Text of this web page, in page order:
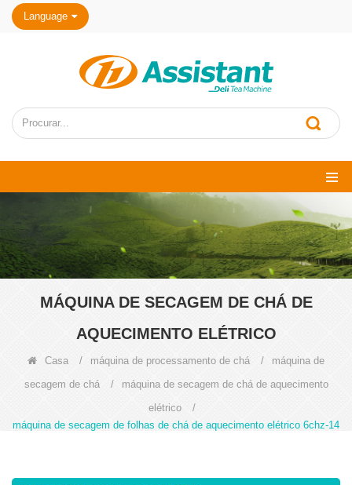
Language
MÁQUINA DE SECAGEM DE CHÁ DE
AQUECIMENTO ELÉTRICO
Casa / máquina de processamento de chá /
máquina de
secagem de chá
/
máquina de secagem de chá de aquecimento
elétrico
/
máquina de secagem de folhas de chá de aquecimento elétrico 6chz-14